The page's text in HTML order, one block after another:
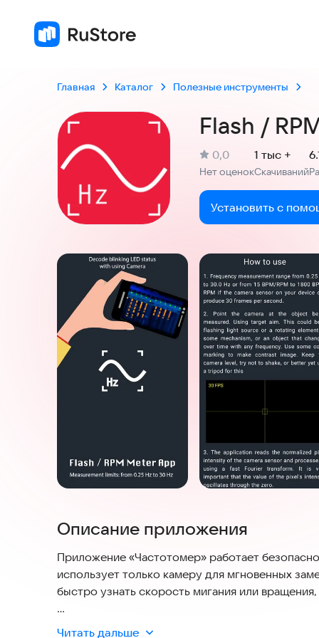
Главная Каталог Полезные инструменты
Flash /
Рейтинг:
0,0
Нет оценокСкачиваний
1 тыс +
Установить с
Скриншоты
Описание приложения
Приложение «Частотомер» работает
использует только камеру для мгновенных
быстро узнать скорость мигания или
Просто наведите камеру на мигающий свет
Читать дальше